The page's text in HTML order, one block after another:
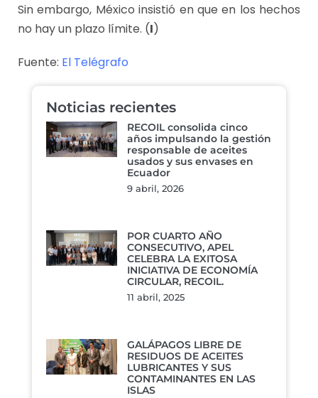
Sin embargo, México insistió en que en los hechos
no hay un plazo límite. (I)
Fuente: El Telégrafo
Noticias recientes
RECOIL consolida cinco
años impulsando la gestión
responsable de aceites
usados y sus envases en
Ecuador
9 abril, 2026
POR CUARTO AÑO
CONSECUTIVO, APEL
CELEBRA LA EXITOSA
INICIATIVA DE ECONOMÍA
CIRCULAR, RECOIL.
11 abril, 2025
GALÁPAGOS LIBRE DE
RESIDUOS DE ACEITES
LUBRICANTES Y SUS
CONTAMINANTES EN LAS
ISLAS